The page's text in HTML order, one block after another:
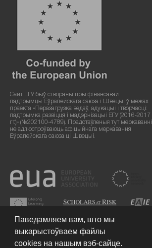
Сайт ЕГУ быў створаны пры фінансавай
падтрымцы Еўрапейскага саюза і Швецыі ў межах
праекта «Перазагрузка ведаў, адукацыі і творчасці:
падтрымка развіцця і мадэрнізацыі ЕГУ (2016-2017
гг.)» (№202100-4789). Прадстаўленыя тут меркаванні
не адлюстроўваюць афіцыйнага меркавання
Еўрапейскага саюза ці Швецыі.
Паведамляем вам, што мы
выкарыстоўваем файлы
cookies на нашым вэб-сайце.